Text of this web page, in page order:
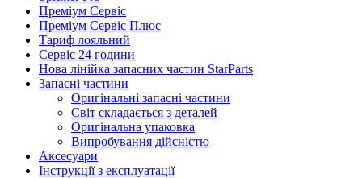
Преміум Сервіс
Преміум Сервіс Плюс
Тариф лояльний
Сервіс 24 години
Нова лінійка запасних частин StarParts
Запасні частини
Оригінальні запасні частини
Світ складається з деталей
Оригінальна упаковка
Випробування дійсністю
Аксесуари
Інструкції з експлуатації